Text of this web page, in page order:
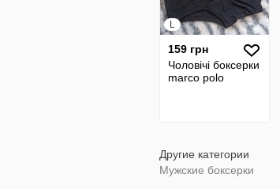
L
159 грн
Чоловічі боксерки
marco polo
Другие категории
Мужские боксерки